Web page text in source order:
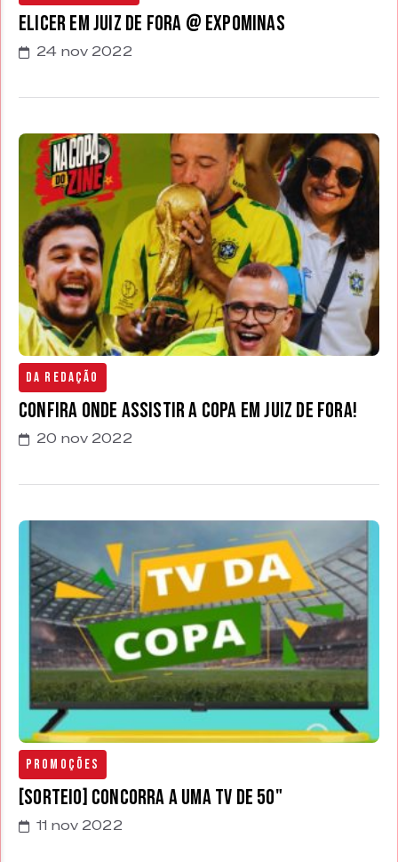
Elicer em Juiz de Fora @ Expominas
24 nov 2022
Da Redação
Confira onde assistir a Copa em Juiz de Fora!
20 nov 2022
Promoções
[SORTEIO] Concorra a uma TV de 50"
11 nov 2022